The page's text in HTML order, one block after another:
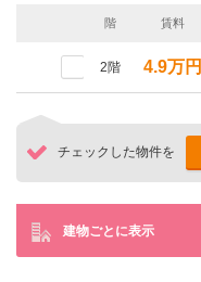
階 賃料
2階 4.9万円
チェックした物件を
建物ごとに表示